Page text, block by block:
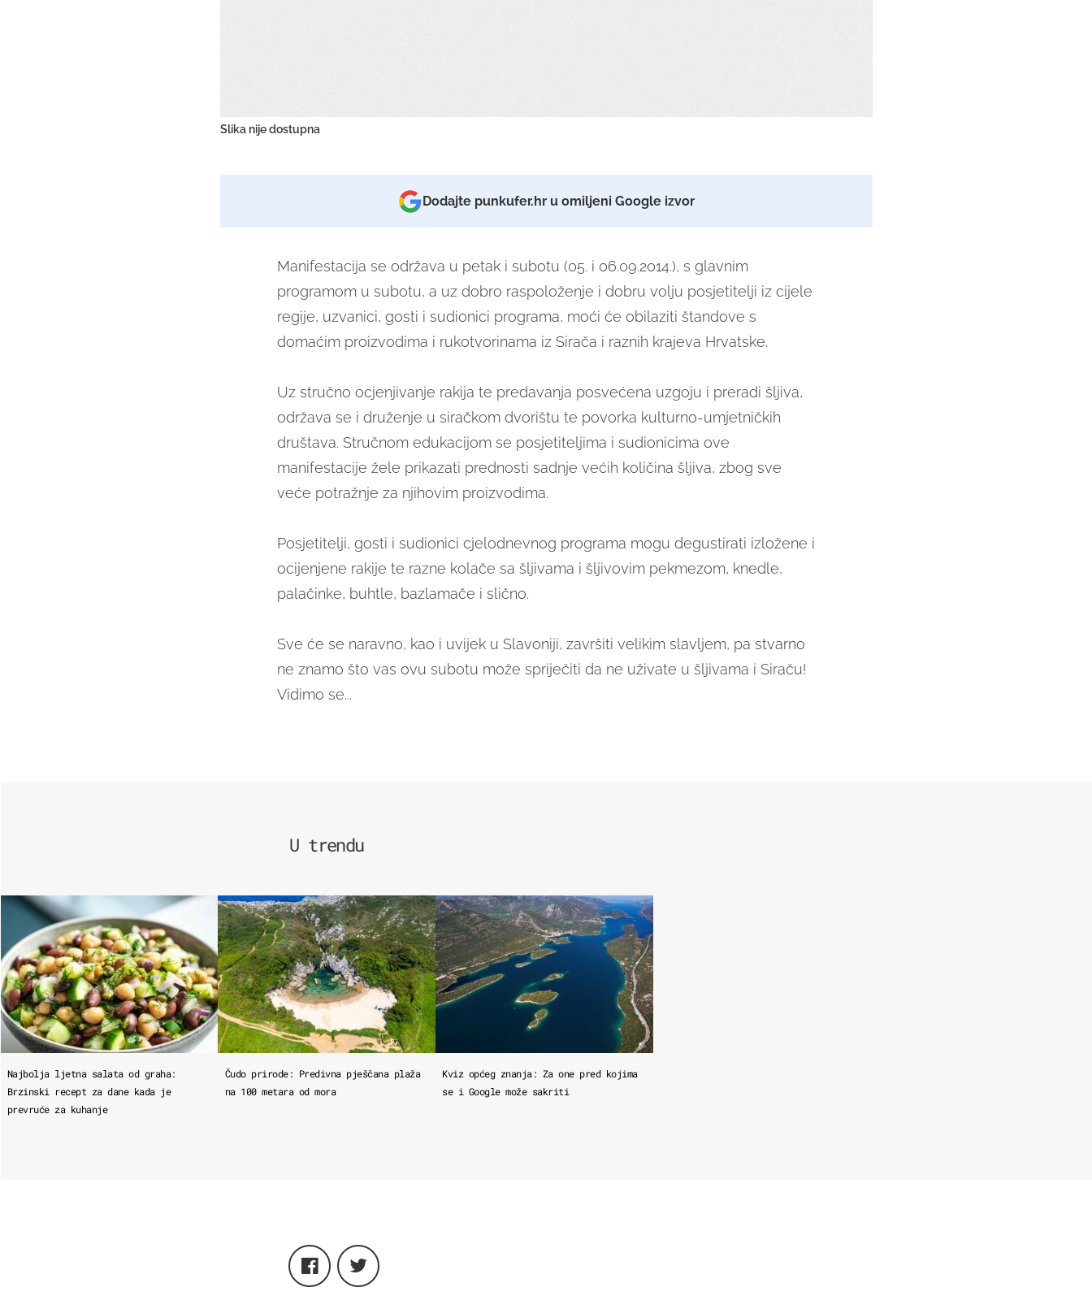
Slika nije dostupna
Dodajte punkufer.hr u omiljeni Google izvor
Manifestacija se održava u petak i subotu (05. i 06.09.2014.), s glavnim
programom u subotu, a uz dobro raspoloženje i dobru volju posjetitelji iz cijele
regije, uzvanici, gosti i sudionici programa, moći će obilaziti štandove s
domaćim proizvodima i rukotvorinama iz Sirača i raznih krajeva Hrvatske.
Uz stručno ocjenjivanje rakija te predavanja posvećena uzgoju i preradi šljiva,
održava se i druženje u siračkom dvorištu te povorka kulturno-umjetničkih
društava. Stručnom edukacijom se posjetiteljima i sudionicima ove
manifestacije žele prikazati prednosti sadnje većih količina šljiva, zbog sve
veće potražnje za njihovim proizvodima.
Posjetitelji, gosti i sudionici cjelodnevnog programa mogu degustirati izložene i
ocijenjene rakije te razne kolače sa šljivama i šljivovim pekmezom, knedle,
palačinke, buhtle, bazlamače i slično.
Sve će se naravno, kao i uvijek u Slavoniji, završiti velikim slavljem, pa stvarno
ne znamo što vas ovu subotu može spriječiti da ne uživate u šljivama i Siraču!
Vidimo se...
U trendu
Najbolja ljetna salata od graha:
Brzinski recept za dane kada je
prevruće za kuhanje
Čudo prirode: Predivna pješčana plaža
na 100 metara od mora
Kviz općeg znanja: Za one pred kojima
se i Google može sakriti